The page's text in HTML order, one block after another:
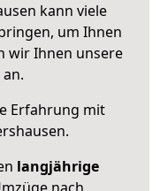
kann viele
um Ihnen
wir Ihnen unsere
Erfahrung mit
.
langjährige